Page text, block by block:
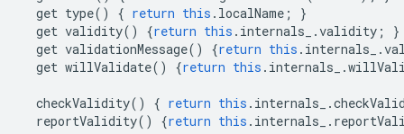
get type() { return this . localName ;
}
get validity() {return this . internals_ .validity ;
}
get validationMessage() {return this . internals_ .
get willValidate() {return this . internals_ .
checkValidity() { return this . internals_ .
reportValidity() {return this . internals_ .